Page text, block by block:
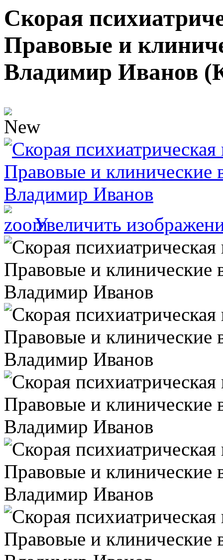
Скорая
Правовые и
Владимир Иванов
Увеличить